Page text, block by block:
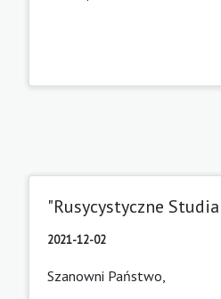
"Rusycystyczne
2021-12-02
Szanowni Państwo,